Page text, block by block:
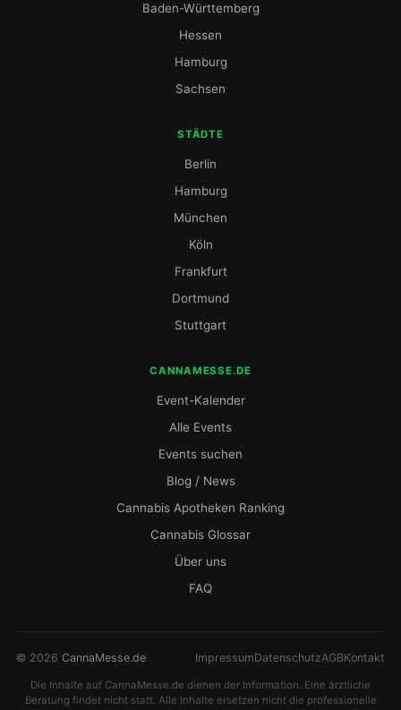
Baden-Württemberg
Hessen
Hamburg
Sachsen
STÄDTE
Berlin
Hamburg
München
Köln
Frankfurt
Dortmund
Stuttgart
CANNAMESSE.DE
Event-Kalender
Alle Events
Events suchen
Blog / News
Cannabis Apotheken Ranking
Cannabis Glossar
Über uns
FAQ
© 2026 CannaMesse.de ImpressumDatenschutzAGBKontakt
Die Inhalte auf CannaMesse.de dienen der Information. Eine ärztliche
Beratung findet nicht statt. Alle Inhalte ersetzen nicht die professionelle